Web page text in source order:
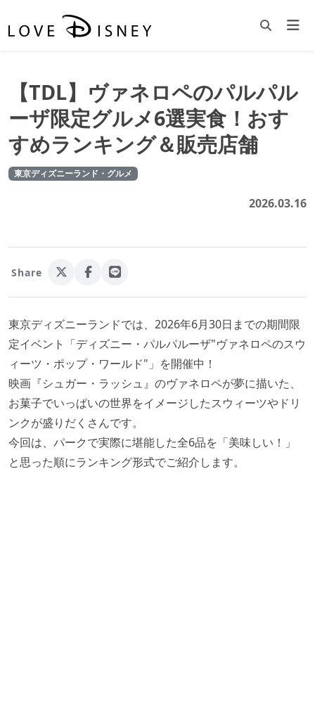
【TDL】ヴァネロペのパルパル
ーザ限定グルメ6選実食！おす
すめランキング＆販売店舗
東京ディズニーランド・グルメ
2026.03.16
Share
東京ディズニーランドでは、2026年6月30日までの期間限
定イベント「ディズニー・パルパルーザ"ヴァネロペのスウ
ィーツ・ポップ・ワールド"」を開催中！
映画『シュガー・ラッシュ』のヴァネロペが夢に描いた、
お菓子でいっぱいの世界をイメージしたスウィーツやドリ
ンクが盛りだくさんです。
今回は、パークで実際に堪能した全6品を「美味しい！」
と思った順にランキング形式でご紹介します。